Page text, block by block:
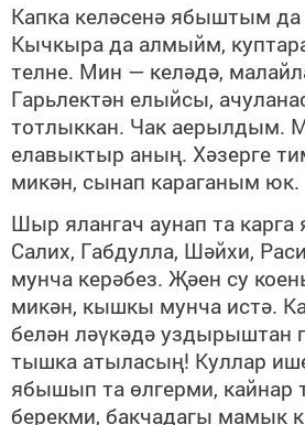
Капка келәсенә ябыштым
Кычкыра да ал­мыйм,
телне. Мин — келәдә,
Гарьлектән елыйсы,
тотлыккан. Чак аерылдым.
елавыктыр аның. Хәзер­ге
микән, сынап караганым юк.
Шыр ялангач аунап та
Салих, Габ­дулла, Шәйхи,
мунча керәбез. Җәен су
микән, кышкы мунча истә.
белән ләүкәдә уздырыштан
тышка атыласың! Куллар
ябышып та өлгерми, кайнар
берекми, бакчадагы мамык